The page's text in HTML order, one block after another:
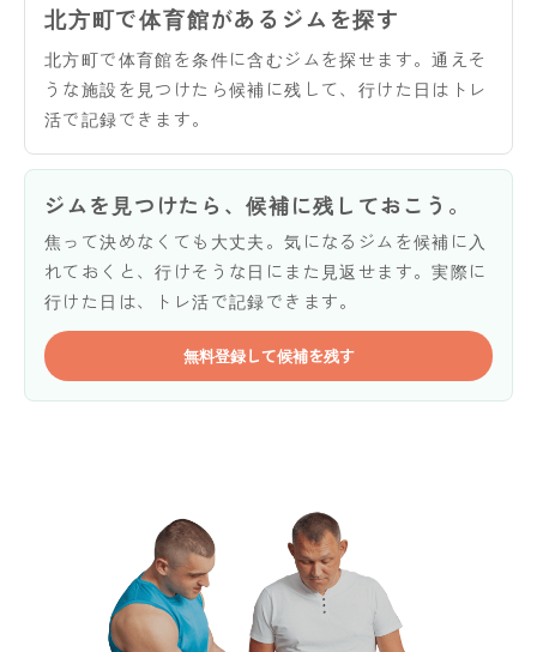
北方町で体育館があるジムを探す
北方町で体育館を条件に含むジムを探せます。通えそ
うな施設を見つけたら候補に残して、行けた日はトレ
活で記録できます。
ジムを見つけたら、候補に残しておこう。
焦って決めなくても大丈夫。気になるジムを候補に入
れておくと、行けそうな日にまた見返せます。実際に
行けた日は、トレ活で記録できます。
無料登録して候補を残す